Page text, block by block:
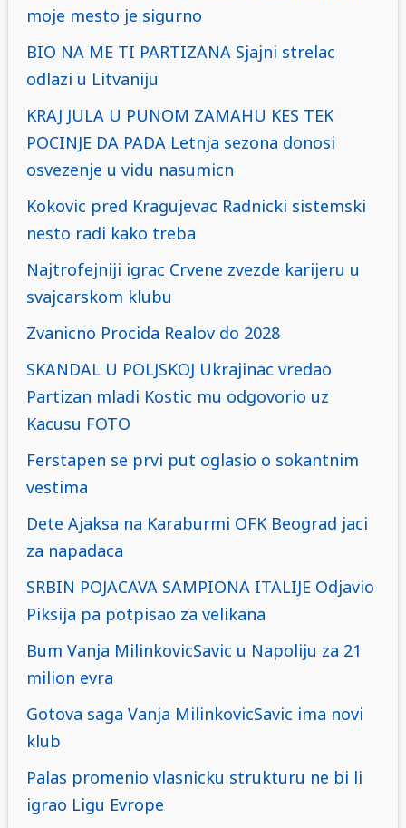
moje mesto je sigurno
BIO NA ME TI PARTIZANA Sjajni strelac
odlazi u Litvaniju
KRAJ JULA U PUNOM ZAMAHU KES TEK
POCINJE DA PADA Letnja sezona donosi
osvezenje u vidu nasumicn
Kokovic pred Kragujevac Radnicki sistemski
nesto radi kako treba
Najtrofejniji igrac Crvene zvezde karijeru u
svajcarskom klubu
Zvanicno Procida Realov do 2028
SKANDAL U POLJSKOJ Ukrajinac vredao
Partizan mladi Kostic mu odgovorio uz
Kacusu FOTO
Ferstapen se prvi put oglasio o sokantnim
vestima
Dete Ajaksa na Karaburmi OFK Beograd jaci
za napadaca
SRBIN POJACAVA SAMPIONA ITALIJE Odjavio
Piksija pa potpisao za velikana
Bum Vanja MilinkovicSavic u Napoliju za 21
milion evra
Gotova saga Vanja MilinkovicSavic ima novi
klub
Palas promenio vlasnicku strukturu ne bi li
igrao Ligu Evrope